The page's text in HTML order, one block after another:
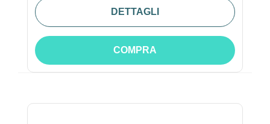
DETTAGLI
COMPRA